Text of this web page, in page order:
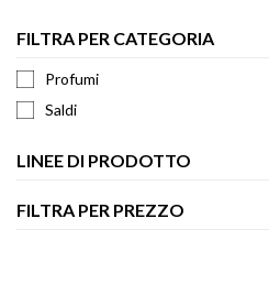
FILTRA PER CATEGORIA
Profumi
Saldi
LINEE DI PRODOTTO
FILTRA PER PREZZO